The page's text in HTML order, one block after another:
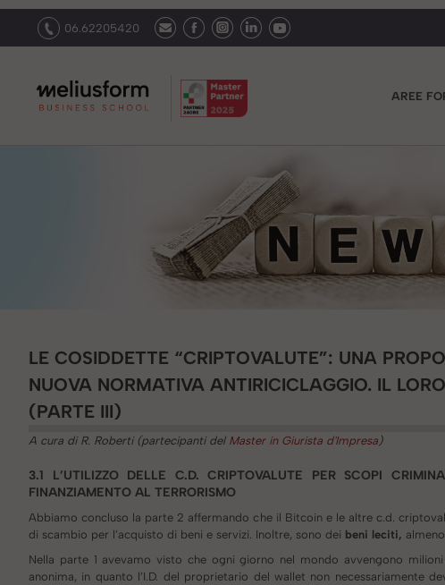
06.62205420
AREE
LE COSIDDETTE “CRIPTOVALUTE”: UNA
NUOVA NORMATIVA ANTIRICICLAGGIO. IL
(PARTE III)
A cura di R. Roberti (partecipanti del Master in Giurista d'Impresa )
3.1 L’UTILIZZO DELLE C.D. CRIPTOVALUTE PER SCOPI
FINANZIAMENTO AL TERRORISMO
Abbiamo concluso la parte 2 affermando che il Bitcoin e le altre c.d.
di scambio per l’acquisto di beni e servizi. Inoltre, sono dei beni leciti,
Nella parte 1 avevamo visto che ogni giorno nel mondo avvengono
anonima, in quanto l’I.D. del proprietario del wallet non necessariamente